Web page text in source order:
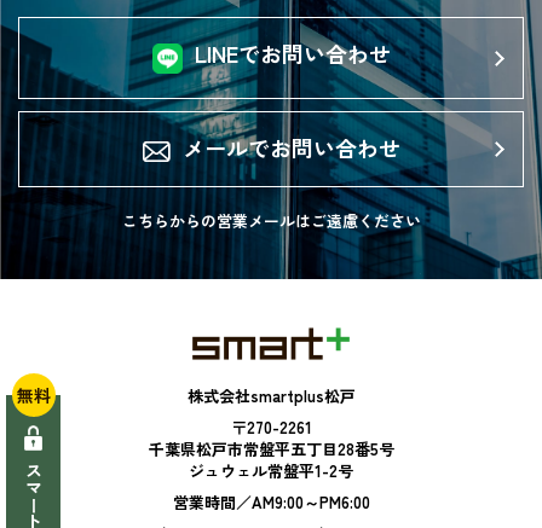
LINEでお問い合わせ
メールでお問い合わせ
こちらからの営業メールはご遠慮ください
株式会社smartplus松戸
〒270-2261
千葉県松戸市常盤平五丁目28番5号
ジュウェル常盤平1-2号
営業時間／AM9:00～PM6:00
無料